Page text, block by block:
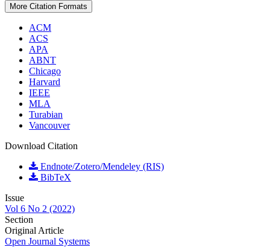
More Citation Formats
ACM
ACS
APA
ABNT
Chicago
Harvard
IEEE
MLA
Turabian
Vancouver
Download Citation
Endnote/Zotero/Mendeley (RIS)
BibTeX
Issue
Vol 6 No 2 (2022)
Section
Original Article
Open Journal Systems